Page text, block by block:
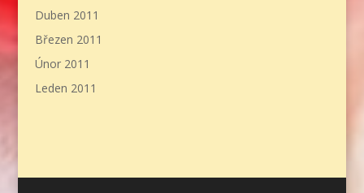
Duben 2011
Březen 2011
Únor 2011
Leden 2011